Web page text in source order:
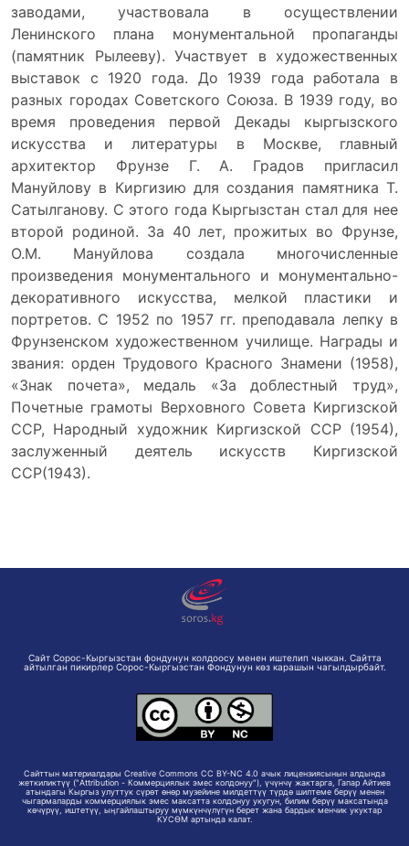
заводами, участвовала в осуществлении
Ленинского плана монументальной пропаганды
(памятник Рылееву). Участвует в художественных
выставок с 1920 года. До 1939 года работала в
разных городах Советского Союза. В 1939 году, во
время проведения первой Декады кыргызского
искусства и литературы в Москве, главный
архитектор Фрунзе Г. А. Градов пригласил
Мануйлову в Киргизию для создания памятника Т.
Сатылганову. С этого года Кыргызстан стал для нее
второй родиной. За 40 лет, прожитых во Фрунзе,
О.М. Мануйлова создала многочисленные
произведения монументального и монументально-
декоративного искусства, мелкой пластики и
портретов. С 1952 по 1957 гг. преподавала лепку в
Фрунзенском художественном училище. Награды и
звания: орден Трудового Красного Знамени (1958),
«Знак почета», медаль «За доблестный труд»,
Почетные грамоты Верховного Совета Киргизской
ССР, Народный художник Киргизской ССР (1954),
заслуженный деятель искусств Киргизской
ССР(1943).
Сайт Сорос-Кыргызстан фондунун колдоосу менен иштелип чыккан. Сайтта
айтылган пикирлер Сорос-Кыргызстан Фондунун көз карашын чагылдырбайт.
Сайттын материалдары Creative Commons CC BY-NC 4.0 ачык лицензиясынын алдында
жеткиликтүү ("Attribution - Коммерциялык эмес колдонуу"), үчүнчү жактарга, Гапар Айтиев
атындагы Кыргыз улуттук сүрөт өнөр музейине милдеттүү түрдө шилтеме берүү менен
чыгармаларды коммерциялык эмес максатта колдонуу укугун, билим берүү максатында
көчүрүү, иштетүү, ыңгайлаштыруу мүмкүнчүлүгүн берет жана бардык менчик укуктар
КУСӨМ артында калат.